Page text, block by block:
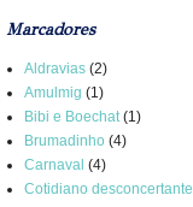
Marcadores
Aldravias (2)
Amulmig (1)
Bibi e Boechat (1)
Brumadinho (4)
Carnaval (4)
Cotidiano desconcertante